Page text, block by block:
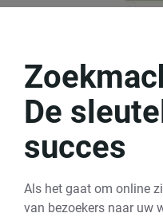
De
succes
Als het gaat om online
van bezoekers naar uw